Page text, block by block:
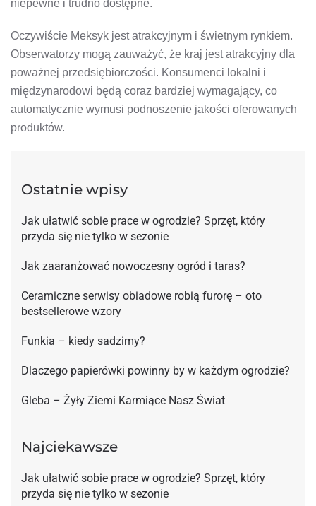
niepewne i trudno dostępne.
Oczywiście Meksyk jest atrakcyjnym i świetnym rynkiem.
Obserwatorzy mogą zauważyć, że kraj jest atrakcyjny dla
poważnej przedsiębiorczości. Konsumenci lokalni i
międzynarodowi będą coraz bardziej wymagający, co
automatycznie wymusi podnoszenie jakości oferowanych
produktów.
Ostatnie wpisy
Jak ułatwić sobie prace w ogrodzie? Sprzęt, który
przyda się nie tylko w sezonie
Jak zaaranżować nowoczesny ogród i taras?
Ceramiczne serwisy obiadowe robią furorę – oto
bestsellerowe wzory
Funkia – kiedy sadzimy?
Dlaczego papierówki powinny by w każdym ogrodzie?
Gleba – Żyły Ziemi Karmiące Nasz Świat
Najciekawsze
Jak ułatwić sobie prace w ogrodzie? Sprzęt, który
przyda się nie tylko w sezonie